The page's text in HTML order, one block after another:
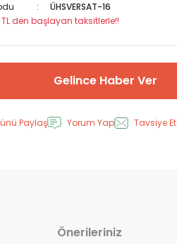
ÜHSVERSAT-16
den başlayan taksitlerle!!
Gelince Haber Ver
Paylaş Yorum Yap Tavsiye Et
Önerileriniz